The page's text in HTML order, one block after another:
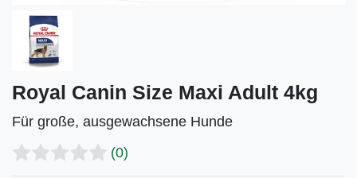
Royal Canin Size Maxi Adult 4kg
Für große, ausgewachsene Hunde
(0)